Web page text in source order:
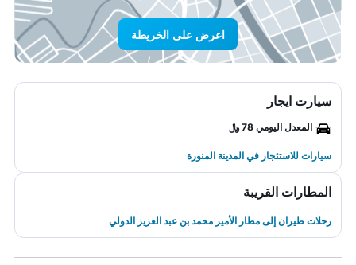
اعرض على الخريطة
سيارت ايجار
المعدل اليومي 78 ﷼
سيارات للاستئجار في المدينة المنورة
المطارات القريبة
رحلات طيران إلى مطار الأمير محمد بن عبد العزيز الدولي